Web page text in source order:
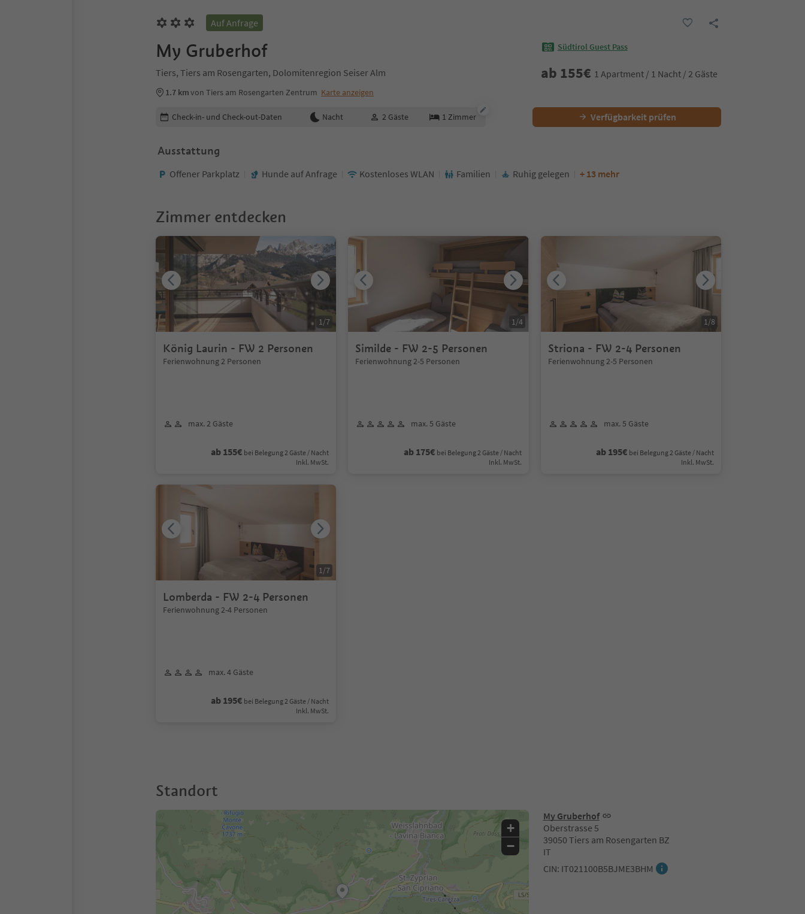
Auf Anfrage
My Gruberhof
Tiers, Tiers am Rosengarten, Dolomitenregion Seiser Alm
1.7 kmvon Tiers am Rosengarten Zentrum Karte anzeigen
Südtirol Guest Pass
ab 155€ 1 Apartment / 1 Nacht / 2 Gäste
Buchungsdetails bearbeiten
Check-in- und Check-out-Daten Nacht 2 Gäste 1 Zimmer Verfügbarkeit prüfen
Ausstattung
Offener Parkplatz Hunde auf Anfrage Kostenloses WLAN Familien Ruhig gelegen + 13 mehr
Zimmer entdecken
König Laurin - FW 2 Personen
Ferienwohnung 2 Personen
max. 2 Gäste
ab 155€ bei Belegung 2 Gäste / Nacht
Inkl. MwSt.
1/7
Similde - FW 2-5 Personen
Ferienwohnung 2-5 Personen
max. 5 Gäste
ab 175€ bei Belegung 2 Gäste / Nacht
Inkl. MwSt.
1/4
Striona - FW 2-4 Personen
Ferienwohnung 2-5 Personen
max. 5 Gäste
ab 195€ bei Belegung 2 Gäste / Nacht
Inkl. MwSt.
1/8
Lomberda - FW 2-4 Personen
Ferienwohnung 2-4 Personen
max. 4 Gäste
ab 195€ bei Belegung 2 Gäste / Nacht
Inkl. MwSt.
1/7
Standort
My Gruberhof
Oberstrasse 5
39050 Tiers am Rosengarten BZ
IT
CIN: IT021100B5BJME3BHM
+
−